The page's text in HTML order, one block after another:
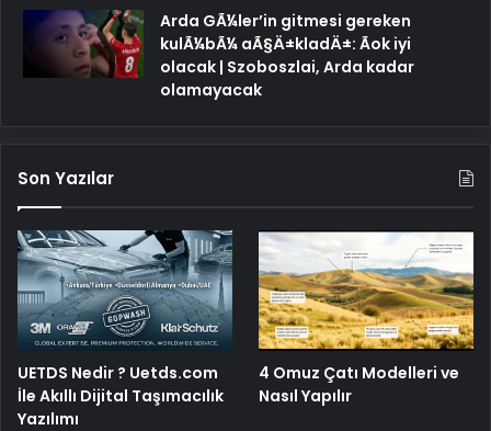
Arda GÃ¼ler’in gitmesi gereken
kulÃ¼bÃ¼ aÃ§Ä±kladÄ±: Ãok iyi
olacak | Szoboszlai, Arda kadar
olamayacak
Son Yazılar
UETDS Nedir ? Uetds.com
İle Akıllı Dijital Taşımacılık
Yazılımı
4 Omuz Çatı Modelleri ve
Nasıl Yapılır